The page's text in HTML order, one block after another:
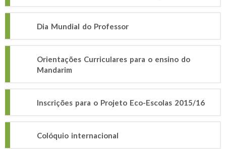
Dia Mundial do Professor
Orientações Curriculares para o ensino do
Mandarim
Inscrições para o Projeto Eco-Escolas 2015/16
Colóquio internacional